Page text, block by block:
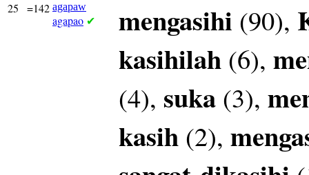
25 =142 agapaw
agapao ✔ mengasihi (90),
kasihilah (6),
(4), suka (3),
kasih (2),